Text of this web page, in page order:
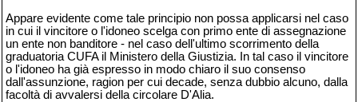
Appare evidente come tale principio non possa applicarsi nel caso
in cui il vincitore o l'idoneo scelga con primo ente di assegnazione
un ente non banditore - nel caso dell'ultimo scorrimento della
graduatoria CUFA il Ministero della Giustizia. In tal caso il vincitore
o l'idoneo ha già espresso in modo chiaro il suo consenso
dall'assunzione, ragion per cui decade, senza dubbio alcuno, dalla
facoltà di avvalersi della circolare D'Alia.